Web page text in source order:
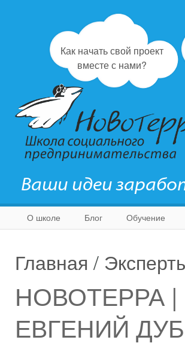
Как начать свой проект
вместе с нами?
Ваши идеи
О школе Блог Обучение
Главная /
НОВОТЕРРА
ЕВГЕНИЙ